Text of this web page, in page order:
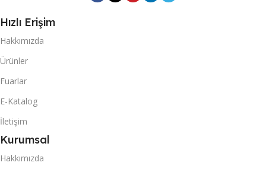
Hızlı Erişim
Hakkımızda
Ürünler
Fuarlar
E-Katalog
İletişim
Kurumsal
Hakkımızda